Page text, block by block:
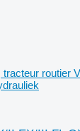
tracteur routier